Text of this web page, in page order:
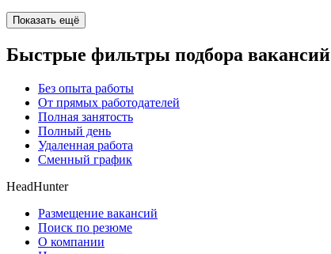
Показать ещё
Быстрые фильтры подбора вакансий
Без опыта работы
От прямых работодателей
Полная занятость
Полный день
Удаленная работа
Сменный график
HeadHunter
Размещение вакансий
Поиск по резюме
О компании